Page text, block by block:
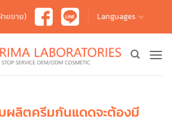
ายขาย) Languages
มผลิตครีมกันแดดจะต้องมี